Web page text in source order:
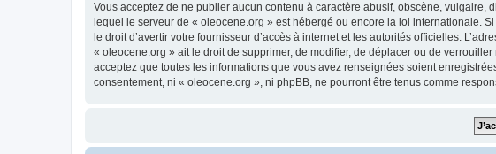
Vous acceptez de ne publier aucun contenu à caractère abusif, obscène,
lequel le serveur de « oleocene.org » est hébergé ou encore la loi internationale.
le droit d’avertir votre fournisseur d’accès à internet et les autorités officielles.
« oleocene.org » ait le droit de supprimer, de modifier, de déplacer ou de
acceptez que toutes les informations que vous avez renseignées soient
consentement, ni « oleocene.org », ni phpBB, ne pourront être tenus comme